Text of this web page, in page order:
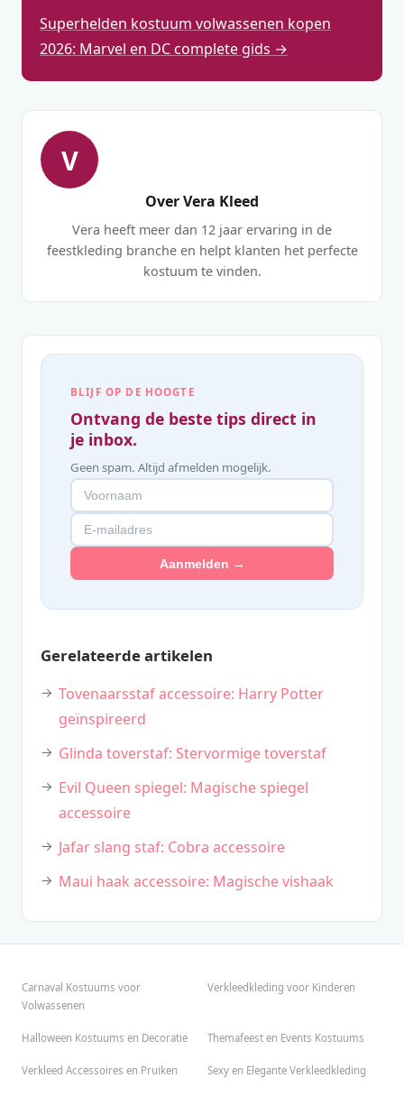
Superhelden kostuum volwassenen kopen
2026: Marvel en DC complete gids →
V
Over Vera Kleed
Vera heeft meer dan 12 jaar ervaring in de
feestkleding branche en helpt klanten het perfecte
kostuum te vinden.
BLIJF OP DE HOOGTE
Ontvang de beste tips direct in
je inbox.
Geen spam. Altijd afmelden mogelijk.
Aanmelden →
Gerelateerde artikelen
Tovenaarsstaf accessoire: Harry Potter
geïnspireerd
Glinda toverstaf: Stervormige toverstaf
Evil Queen spiegel: Magische spiegel
accessoire
Jafar slang staf: Cobra accessoire
Maui haak accessoire: Magische vishaak
Carnaval Kostuums voor
Volwassenen
Verkleedkleding voor Kinderen
Halloween Kostuums en Decoratie Themafeest en Events Kostuums
Verkleed Accessoires en Pruiken Sexy en Elegante Verkleedkleding